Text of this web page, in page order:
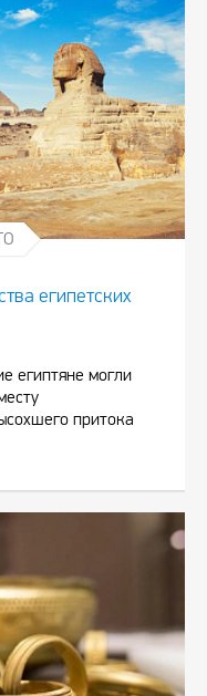
египетских
египтяне могли
притока